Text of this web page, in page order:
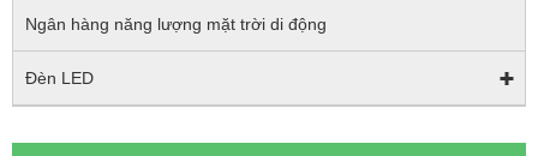
Ngân hàng năng lượng mặt trời di động
Đèn LED